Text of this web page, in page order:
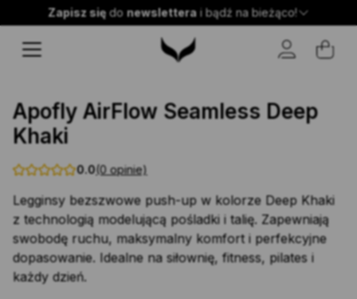
Zapisz siędo newsletterai bądź na bieżąco!
Wysyłka w 24h!
Zaobserwuj nas @apofly.pl
Premium push-up
Instagram
Apofly AirFlow Seamless Deep
Khaki
0.0(0 opinie)
Legginsy bezszwowe push-up w kolorze Deep Khaki
z technologią modelującą pośladki i talię. Zapewniają
swobodę ruchu, maksymalny komfort i perfekcyjne
dopasowanie. Idealne na siłownię, fitness, pilates i
każdy dzień.